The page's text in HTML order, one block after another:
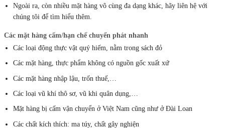
Ngoài ra, còn nhiều mặt hàng vô cùng đa dạng khác, hãy liên hệ với
chúng tôi để tìm hiểu thêm.
Các mặt hàng cấm/hạn chế chuyển phát nhanh
Các loại động thực vật quý hiếm, nằm trong sách đỏ
Các mặt hàng, thực phẩm không có nguồn gốc xuất xứ
Các mặt hàng nhập lậu, trốn thuế,…
Các loại vũ khí thô sơ, vũ khi quân dụng,…
Mặt hàng bị cấm vận chuyển ở Việt Nam cũng như ở Đài Loan
Các chất kích thích: ma túy, chất gây nghiện